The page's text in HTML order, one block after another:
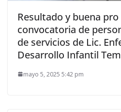
Resultado y buena pro
convocatoria de
de servicios de Lic.
Desarrollo Infantil
mayo 5, 2025 5:42 pm